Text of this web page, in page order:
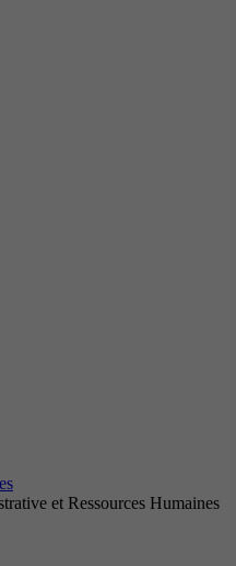
et Ressources Humaines